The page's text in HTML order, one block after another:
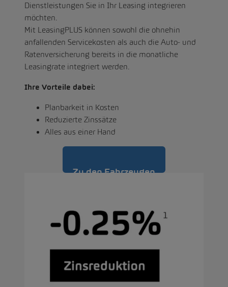
Dienstleistungen Sie in Ihr Leasing integrieren
möchten.
Mit LeasingPLUS können sowohl die ohnehin
anfallenden Servicekosten als auch die Auto- und
Ratenversicherung bereits in die monatliche
Leasingrate integriert werden.
Ihre Vorteile dabei:
Planbarkeit in Kosten
Reduzierte Zinssätze
Alles aus einer Hand
Zu den Fahrzeugen